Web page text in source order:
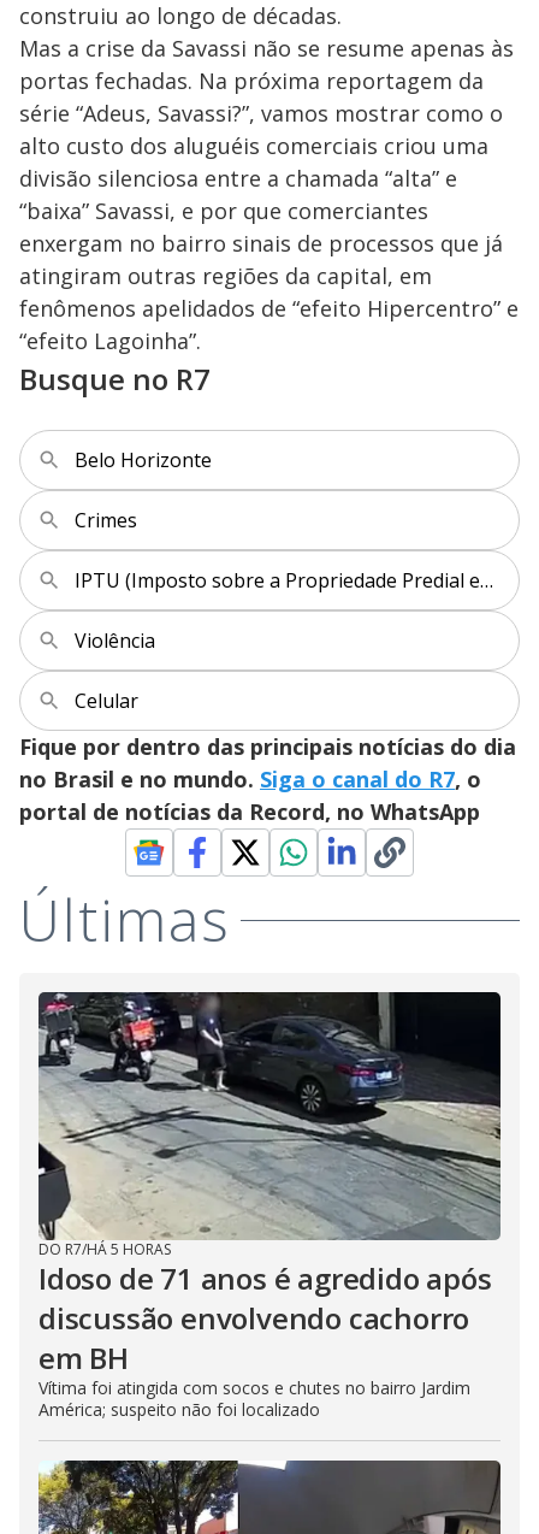
construiu ao longo de décadas.
Mas a crise da Savassi não se resume apenas às
portas fechadas. Na próxima reportagem da
série “Adeus, Savassi?”, vamos mostrar como o
alto custo dos aluguéis comerciais criou uma
divisão silenciosa entre a chamada “alta” e
“baixa” Savassi, e por que comerciantes
enxergam no bairro sinais de processos que já
atingiram outras regiões da capital, em
fenômenos apelidados de “efeito Hipercentro” e
“efeito Lagoinha”.
Busque no R7
Belo Horizonte
Crimes
IPTU (Imposto sobre a Propriedade Predial e Territorial Urbana)
Violência
Celular
Fique por dentro das principais notícias do dia
no Brasil e no mundo. Siga o canal do R7, o
portal de notícias da Record, no WhatsApp
Últimas
DO R7/HÁ 5 HORAS
Idoso de 71 anos é agredido após
discussão envolvendo cachorro
em BH
Vítima foi atingida com socos e chutes no bairro Jardim
América; suspeito não foi localizado